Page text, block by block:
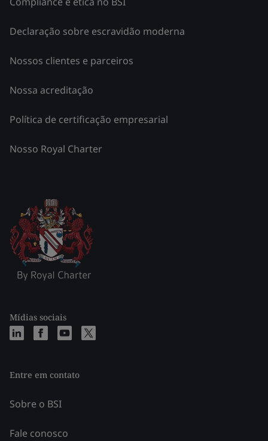
Declaração sobre escravidão moderna
Nossos clientes e parceiros
Nossa acreditação
Política de certificação empresarial
Nosso Royal Charter
Mídias sociais
Entre em contato
Sobre o BSI
Fale conosco